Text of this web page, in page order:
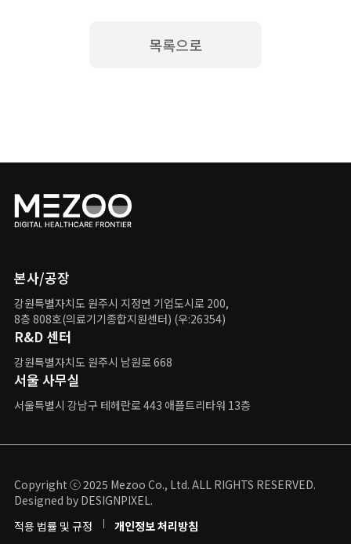
목록으로
본사/공장
강원특별자치도 원주시 지정면 기업도시로 200,
8층 808호(의료기기종합지원센터) (우:26354)
R&D 센터
강원특별자치도 원주시 남원로 668
서울 사무실
서울특별시 강남구 테헤란로 443 애플트리타워 13층
Copyright ⓒ 2025 Mezoo Co., Ltd. ALL RIGHTS RESERVED.
Designed by DESIGNPIXEL.
적용 법률 및 규정
개인정보 처리방침